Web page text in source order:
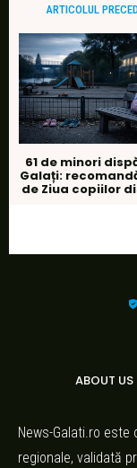
ARTICOLUL
61 de minori
Galați:
de Ziua copiilor
ABOUT US
News-Galati.ro
regionale, validată